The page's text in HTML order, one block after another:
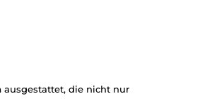
ausgestattet, die nicht nur